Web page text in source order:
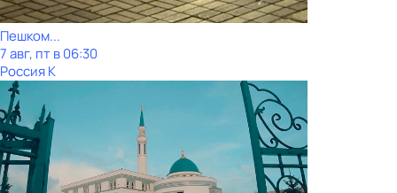
Пешком...
7 авг, пт в 06:30
Россия К